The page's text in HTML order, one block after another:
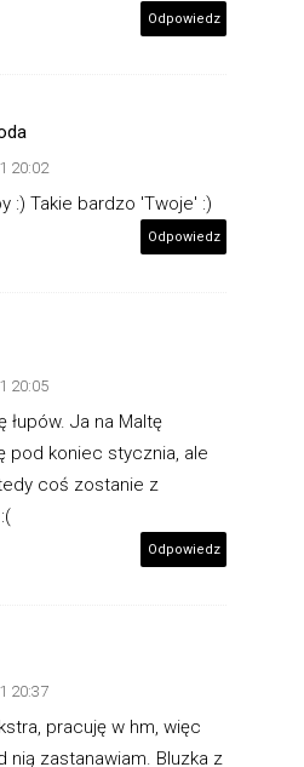
Odpowiedz
20:02
:) Takie bardzo 'Twoje' :)
Odpowiedz
20:05
łupów. Ja na Maltę
pod koniec stycznia, ale
coś zostanie z
Odpowiedz
20:37
pracuję w hm, więc
nią zastanawiam. Bluzka z